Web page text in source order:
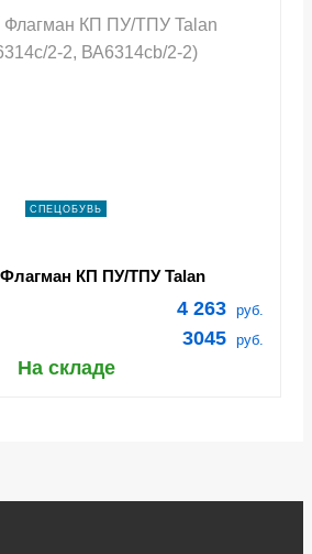
СПЕЦОБУВЬ
КП ПУ/ТПУ Talan
4 263 руб.
3045 руб.
На складе